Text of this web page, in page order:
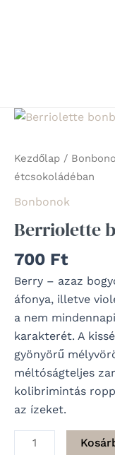
Kezdőlap /
étcsokoládéban
Bonbonok
Berriolette
700 Ft
Berry – azaz
áfonya, illetve
a nem
karakterét. A
gyönyörű
méltóságteljes
kolibrimintás
az ízeket.
Berriolette
étcsokoládéban
mennyiség